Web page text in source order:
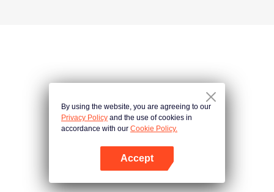
By using the website, you are agreeing to our
Privacy Policy and the use of cookies in
accordance with our Cookie Policy.
Accept